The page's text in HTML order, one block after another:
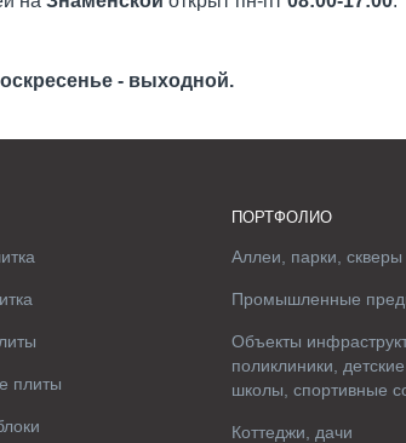
- выходной.
плиты
ПОРТФОЛИО
Аллеи, парки, скверы
Промышленные
Объекты
поликлиники,
школы, спортивные
Коттеджи, дачи